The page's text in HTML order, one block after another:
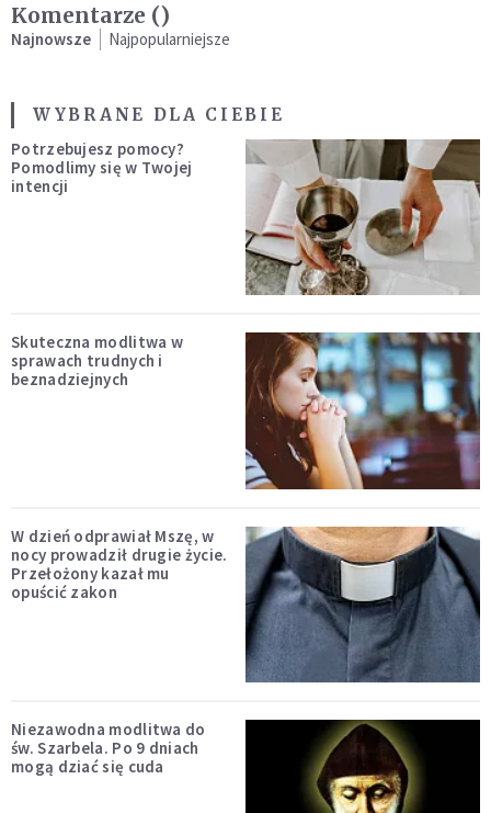
Komentarze ()
Najnowsze Najpopularniejsze
WYBRANE DLA CIEBIE
Potrzebujesz pomocy?
Pomodlimy się w Twojej
intencji
Skuteczna modlitwa w
sprawach trudnych i
beznadziejnych
W dzień odprawiał Mszę, w
nocy prowadził drugie życie.
Przełożony kazał mu
opuścić zakon
Niezawodna modlitwa do
św. Szarbela. Po 9 dniach
mogą dziać się cuda